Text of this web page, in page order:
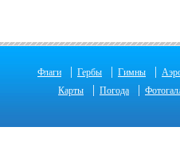
Флаги | Гербы | Гимны |
Карты
| Погода |